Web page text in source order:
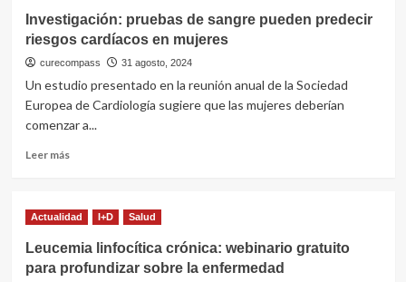
licitación
de
emergencia
para
vacunas
MPOX
ante
Investigación: pruebas de sangre pueden predecir
riesgos cardíacos en mujeres
curecompass 31 agosto, 2024
Un estudio presentado en la reunión anual de la Sociedad
Europea de Cardiología sugiere que las mujeres deberían
comenzar a...
Leer másLeer
pruebas
sangre
pueden
Actualidad I+D Salud
Leucemia linfocítica crónica: webinario gratuito
para profundizar sobre la enfermedad